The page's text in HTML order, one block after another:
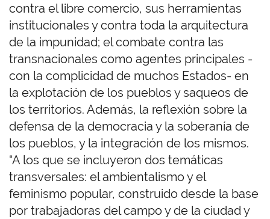
contra el libre comercio, sus herramientas
institucionales y contra toda la arquitectura
de la impunidad; el combate contra las
transnacionales como agentes principales -
con la complicidad de muchos Estados- en
la explotación de los pueblos y saqueos de
los territorios. Además, la reflexión sobre la
defensa de la democracia y la soberanía de
los pueblos, y la integración de los mismos.
“A los que se incluyeron dos temáticas
transversales: el ambientalismo y el
feminismo popular, construido desde la base
por trabajadoras del campo y de la ciudad y